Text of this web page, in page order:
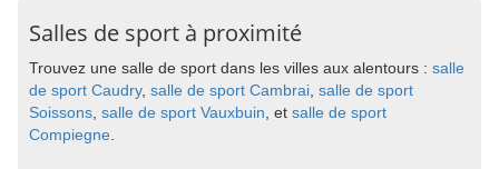
Salles de sport à proximité
Trouvez une salle de sport dans les villes aux alentours : salle
de sport Caudry, salle de sport Cambrai salle de sport
Soissons salle de sport Vauxbuin , et salle de sport
Compiegne